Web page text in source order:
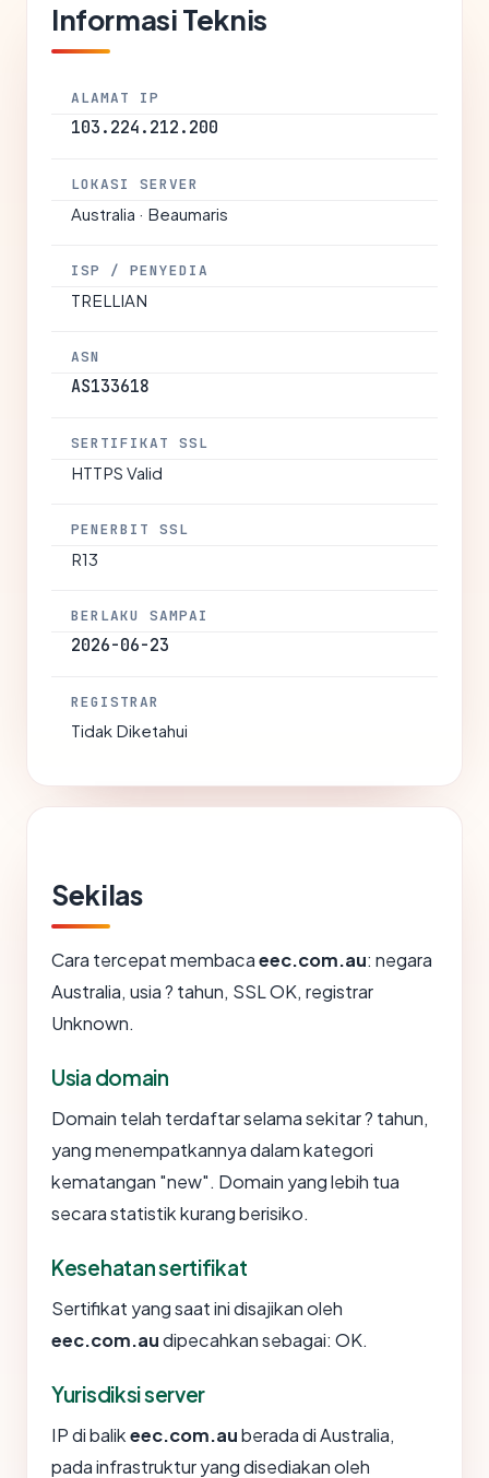
Informasi Teknis
ALAMAT IP
103.224.212.200
LOKASI SERVER
Australia · Beaumaris
ISP / PENYEDIA
TRELLIAN
ASN
AS133618
SERTIFIKAT SSL
HTTPS Valid
PENERBIT SSL
R13
BERLAKU SAMPAI
2026-06-23
REGISTRAR
Tidak Diketahui
Sekilas
Cara tercepat membacaeec.com.au: negara
Australia, usia ? tahun, SSL OK, registrar
Unknown.
Usia domain
Domain telah terdaftar selama sekitar ? tahun,
yang menempatkannya dalam kategori
kematangan "new". Domain yang lebih tua
secara statistik kurang berisiko.
Kesehatan sertifikat
Sertifikat yang saat ini disajikan oleh
eec.com.audipecahkan sebagai: OK.
Yurisdiksi server
IP di balikeec.com.auberada di Australia,
pada infrastruktur yang disediakan oleh